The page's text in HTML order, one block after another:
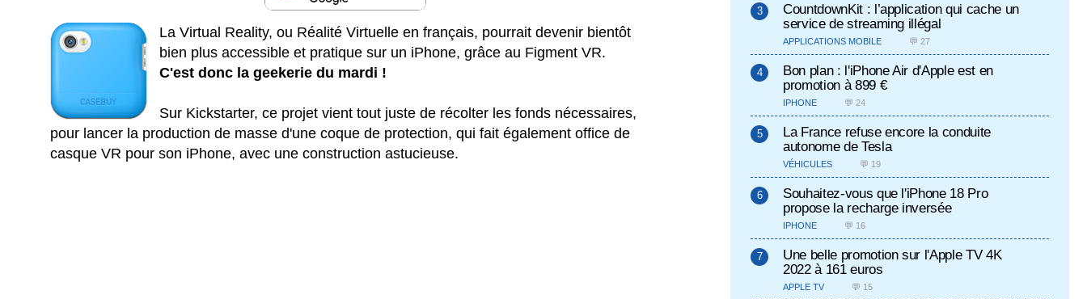
La Virtual Reality, ou Réalité Virtuelle en français, pourrait devenir bientôt
bien plus accessible et pratique sur un iPhone, grâce au Figment VR.
C'est donc la geekerie du mardi !
Sur Kickstarter, ce projet vient tout juste de récolter les fonds nécessaires,
pour lancer la production de masse d'une coque de protection, qui fait également office de
casque VR pour son iPhone, avec une construction astucieuse.
CountdownKit : l’application qui cache un
service de streaming illégal
APPLICATIONS MOBILE 💬 27
Bon plan : l'iPhone Air d'Apple est en
promotion à 899 €
IPHONE 💬 24
La France refuse encore la conduite
autonome de Tesla
VÉHICULES 💬 19
Souhaitez-vous que l'iPhone 18 Pro
propose la recharge inversée
IPHONE 💬 16
Une belle promotion sur l'Apple TV 4K
2022 à 161 euros
APPLE TV 💬 15